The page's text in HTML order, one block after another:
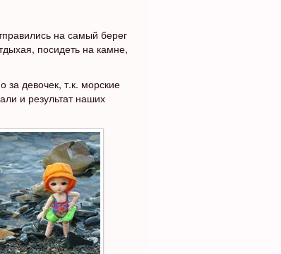
на самый берег
посидеть на камне,
девочек, т.к. морские
и результат наших